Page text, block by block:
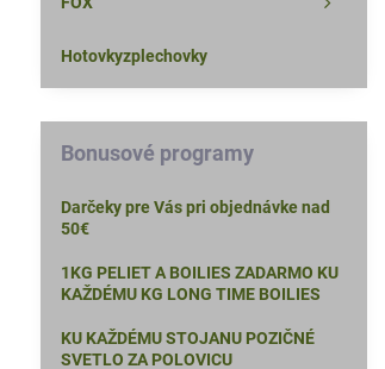
Hotovkyzplechovky
Bonusové programy
Darčeky pre Vás pri objednávke nad
50€
1KG PELIET A BOILIES ZADARMO KU
KAŽDÉMU KG LONG TIME BOILIES
KU KAŽDÉMU STOJANU POZIČNÉ
SVETLO ZA POLOVICU